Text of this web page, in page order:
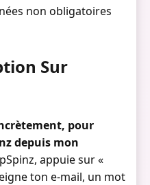
non obligatoires
Sur
pour
depuis mon
appuie sur «
ton e-mail, un mot